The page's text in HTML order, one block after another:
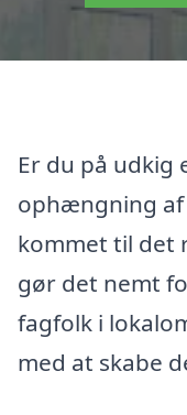
Er du på
ophængning af
kommet til det
gør det nemt
fagfolk i
med at skabe